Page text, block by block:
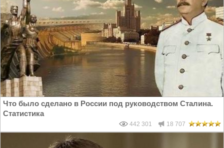
Что было сделано в России под руководством Сталина.
Статистика
442 301 18 707